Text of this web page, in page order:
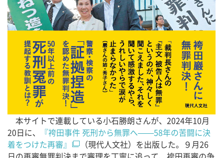
本サイトで連載している小石勝朗さんが、2024年10月
20日に、
『袴田事件 死刑から無罪へ——58年の苦闘に決
着をつけた再審』
（現代人文社）を出版した。９月26